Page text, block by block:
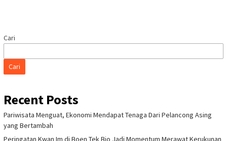
Cari
Cari
Recent Posts
Pariwisata Menguat, Ekonomi Mendapat Tenaga Dari Pelancong Asing
yang Bertambah
Peringatan Kwan Im di Boen Tek Bio Jadi Momentum Merawat Kerukunan